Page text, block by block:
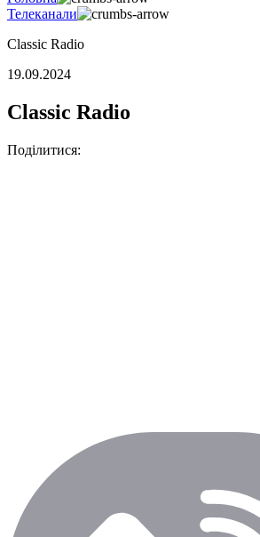
Телеканали
Classic Radio
19.09.2024
Classic Radio
Поділитися: